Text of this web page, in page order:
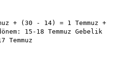
+ (30 - 14) = 1 Temmuz +
15-18 Temmuz Gebelik